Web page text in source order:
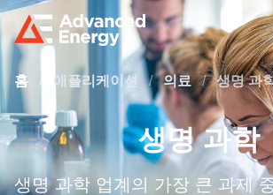
홈 / 애플리케이션 / 의료 / 생명 과
생명 과학
생명 과학 업계의 가장 큰 과제